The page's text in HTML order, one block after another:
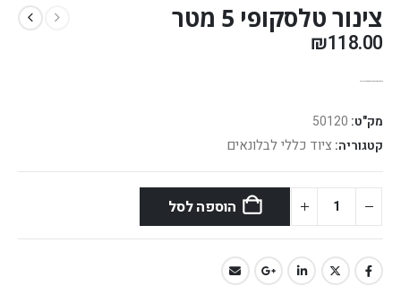
צינור טלסקופי 5 מטר
₪118.00
מק"ט: 50120
קטגוריה: ציוד כללי לבלונאים
הוספה לסל